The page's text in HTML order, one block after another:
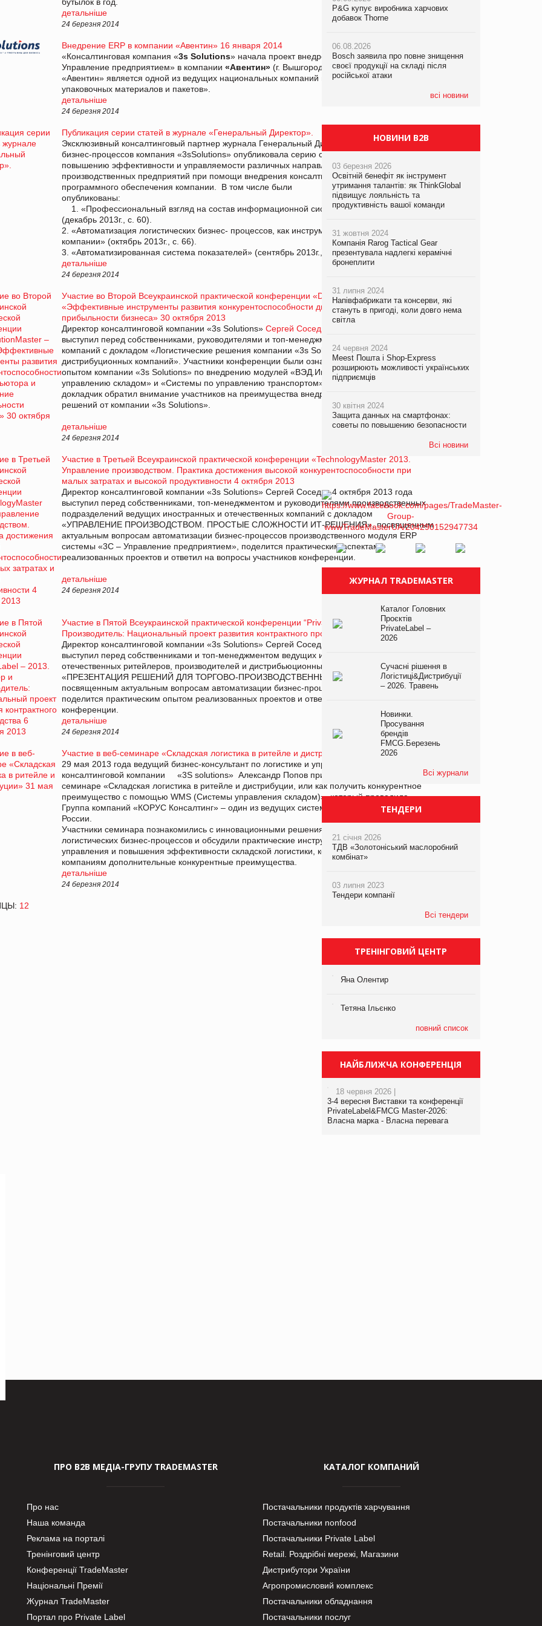
детальніше
24 березня 2014
Внедрение ERP в компании «Авентин» 16 января 2014
«Консалтинговая компания «3s Solutions» начала проект внедрения ERP – Системы «3С-
Управление предприятием» в компании«Авентин» (г. Вышгород, Киевской обл.) Компания
«Авентин» является одной из ведущих национальных компаний по производству гибких
упаковочных материалов и пакетов».
детальніше
24 березня 2014
Публикация серии статей в журнале «Генеральный Директор».
Эксклюзивный консалтинговый партнер журнала Генеральный Директор по автоматизации
бизнес-процессов компания «3sSolutions» опубликовала серию статьей, посвященных
повышению эффективности и управляемости различных направлений бизнеса торгово-
производственных предприятий при помощи внедрения консалтинговых решений и
программного обеспечения компании. В том числе были
опубликованы:
1. «Профессиональный взгляд на состав информационной системы предприятия»
(декабрь 2013г., с. 60).
2. «Автоматизация логистических бизнес- процессов, как инструмент сокращения затрат
компании» (октябрь 2013г., с. 66).
3. «Автоматизированная система показателей» (сентябрь 2013г., с. 50).
детальніше
24 березня 2014
Участие во Второй Всеукраинской практической конференции «DistributionMaster – 2013.
«Эффективные инструменты развития конкурентоспособности дистрибьютора и увеличение
прибыльности бизнеса» 30 октября 2013
Директор консалтинговой компании «3s Solutions»Сергей Соседко
выступил перед собственниками, руководителями и топ-менеджментом дистрибуторских
компаний с докладом «Логистические решения компании «3s Solutions» для
дистрибуционных компаний». Участники конференции были ознакомлены с практическим
опытом компании «3s Solutions» по внедрению модулей «ВЭД.Импорт», «Системы по
управлению складом» и «Системы по управлению транспортом» . В ответах на вопросы
докладчик обратил внимание участников на преимущества внедрения логистических
решений от компании «3s Solutions».
детальніше
24 березня 2014
Участие в Третьей Всеукраинской практической конференции «TechnologyMaster 2013.
Управление производством. Практика достижения высокой конкурентоспособности при
малых затратах и высокой продуктивности 4 октября 2013
Директор консалтинговой компании «3s Solutions» Сергей Соседко 4 октября 2013 года
выступил перед собственниками, топ-менеджментом и руководителями производственных
подразделений ведущих иностранных и отечественных компаний с докладом
«УПРАВЛЕНИЕ ПРОИЗВОДСТВОМ. ПРОСТЫЕ СЛОЖНОСТИ ИТ-РЕШЕНИЯ», посвященным
актуальным вопросам автоматизации бизнес-процессов производственного модуля ERP
системы «3С – Управление предприятием», поделится практическим аспектами
реализованных проектов и ответил на вопросы участников конференции.
детальніше
24 березня 2014
Участие в Пятой Всеукраинской практической конференции “PrivateLabel – 2013. Ритейлер и
Производитель: Национальный проект развития контрактного производства 6 сентября 2013
Директор консалтинговой компании «3s Solutions» Сергей Соседко 6 сентября 2013 года
выступил перед собственниками и топ-менеджментом ведущих иностранных и
отечественных ритейлеров, производителей и дистрибьюционных компаний с докладом
«ПРЕЗЕНТАЦИЯ РЕШЕНИЙ ДЛЯ ТОРГОВО-ПРОИЗВОДСТВЕННЫХ ПРЕДПРИЯТИЙ»,
посвященным актуальным вопросам автоматизации бизнес-процессов и внедрению ERP,
поделится практическим опытом реализованных проектов и ответил на вопросы участников
конференции.
детальніше
24 березня 2014
Участие в веб-семинаре «Складская логистика в ритейле и дистрибуции» 31 мая 2013
29 мая 2013 года ведущий бизнес-консультант по логистике и управлению цепями поставок
консалтинговой компании «3S solutions» Александр Попов принял участие в веб-
семинаре «Складская логистика в ритейле и дистрибуции, или как получить конкурентное
преимущество с помощью WMS (Системы управления складом)», который проводила
Группа компаний «КОРУС Консалтинг» – один из ведущих системных интеграторов в
России.
Участники семинара познакомились с инновационными решениями по автоматизации
логистических бизнес-процессов и обсудили практические инструменты планирования,
управления и повышения эффективности складской логистики, которые позволяют получить
компаниям дополнительные конкурентные преимущества.
детальніше
24 березня 2014
1 2
P&G купує виробника харчових
добавок Thorne
06.08.2026
Bosch заявила про повне знищення
своєї продукції на складі після
російської атаки
всі новини
у VARUS з’явилися новинки від ТМ
ТОКЕРИ
Сергій Лісунов про заморожені
P&G купує виробника харчових
добавок Thorne
06.08.2026
Bosch заявила про повне знищення
своєї продукції на складі після
російської атаки
НОВИНИ B2B
03 березня 2026
Освітній бенефіт як інструмент
утримання талантів: як ThinkGlobal
підвищує лояльність та
продуктивність вашої команди
31 жовтня 2024
Компанія Rarog Tactical Gear
презентувала надлегкі керамічні
бронеплити
31 липня 2024
Напівфабрикати та консерви, які
стануть в пригоді, коли довго нема
світла
24 червня 2024
Meest Пошта і Shop-Express
розширюють можливості українських
підприємців
30 квітня 2024
Защита данных на смартфонах:
советы по повышению безопасности
Всі новини
ЖУРНАЛ TRADEMASTER
Каталог Головних
Проєктів
PrivateLabel –
2026
Сучасні рішення в
Логістиці&Дистрибуції
– 2026. Травень
Новинки.
Просування
брендів
FMCG.Березень
2026
Всі журнали
ТЕНДЕРИ
21 січня 2026
ТДВ «Золотоніський маслоробний
комбінат»
03 липня 2023
Тендери компанії
Всі тендери
ТРЕНІНГОВИЙ ЦЕНТР
Яна Олентир
Тетяна Ільєнко
повний список
НАЙБЛИЖЧА КОНФЕРЕНЦІЯ
18 червня 2026 |
3-4 вересня Виставки та конференції
PrivateLabel&FMCG Master-2026:
Власна марка - Власна перевага
ПРО В2В МЕДІА-ГРУПУ TRADEMASTER
Про нас
Наша команда
Реклама на порталі
Тренінговий центр
Конференції TradeMaster
Національні Премії
Журнал TradeMaster
Портал про Private Label
КАТАЛОГ КОМПАНИЙ
Постачальники продуктів харчування
Постачальники nonfood
Постачальники Private Label
Retail. Роздрібні мережі, Магазини
Дистрибутори України
Агропромисловий комплекс
Постачальники обладнання
Постачальники послуг